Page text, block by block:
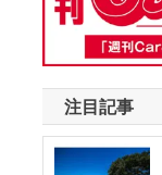
注目記事